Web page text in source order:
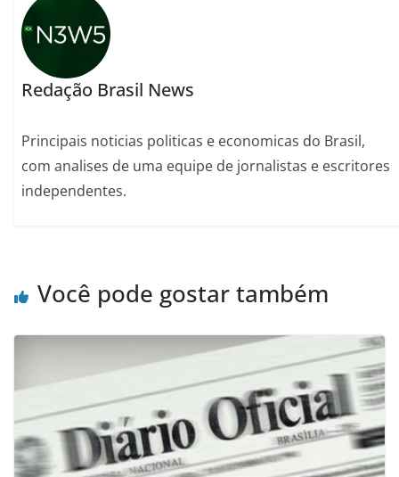
Redação Brasil News
Principais noticias politicas e economicas do Brasil,
com analises de uma equipe de jornalistas e escritores
independentes.
Você pode gostar também